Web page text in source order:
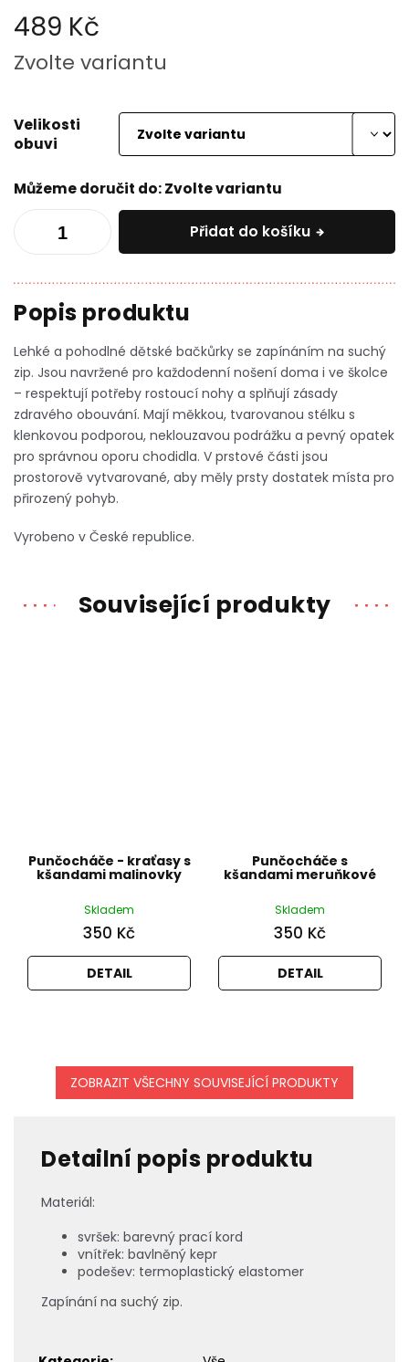
489 Kč
Měrná
cena:
Zvolte variantu
Velikosti
obuvi
Můžeme doručit do:Zvolte variantu
Přidat do košíku
Lehké a pohodlné dětské bačkůrky se zapínáním na suchý
zip. Jsou navržené pro každodenní nošení doma i ve školce
– respektují potřeby rostoucí nohy a splňují zásady
zdravého obouvání. Mají měkkou, tvarovanou stélku s
klenkovou podporou, neklouzavou podrážku a pevný opatek
pro správnou oporu chodidla. V prstové části jsou
prostorově vytvarované, aby měly prsty dostatek místa pro
přirozený pohyb.
Vyrobeno v České republice.
Související produkty
Punčocháče - kraťasy s
kšandami malinovky
Skladem
350 Kč
DETAIL
Punčocháče s
kšandami meruňkové
Skladem
350 Kč
DETAIL
ZOBRAZIT VŠECHNY SOUVISEJÍCÍ PRODUKTY
Detailní popis produktu
Materiál:
svršek: barevný prací kord
vnítřek: bavlněný kepr
podešev: termoplastický elastomer
Zapínání na suchý zip.